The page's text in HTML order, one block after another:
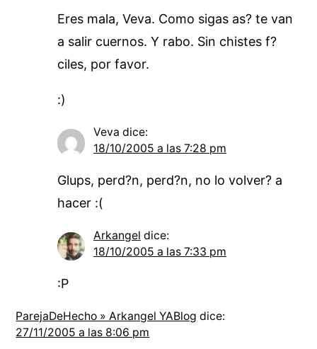
Eres mala, Veva. Como sigas as? te van
a salir cuernos. Y rabo. Sin chistes f?
ciles, por favor.
:)
Veva dice:
18/10/2005 a las 7:28 pm
Glups, perd?n, perd?n, no lo volver? a
hacer :(
Arkangel dice:
18/10/2005 a las 7:33 pm
:P
ParejaDeHecho » Arkangel YABlog dice:
27/11/2005 a las 8:06 pm